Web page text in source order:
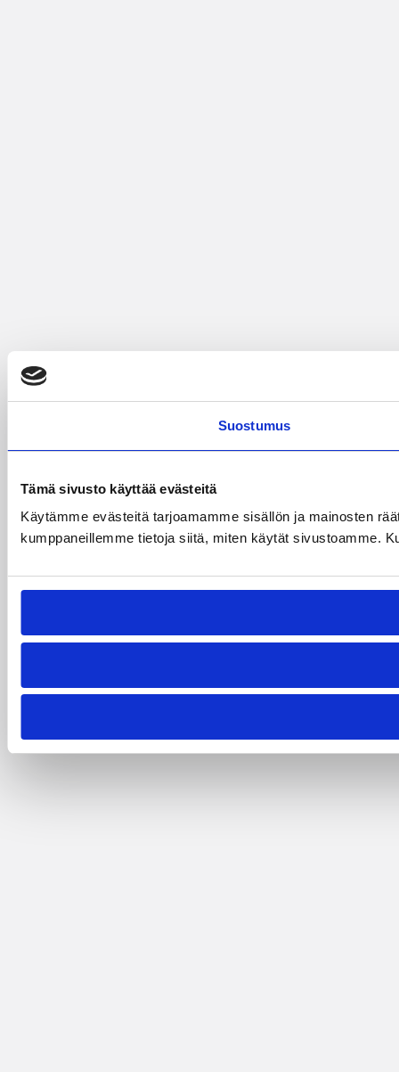
Suostumus
Tämä sivusto käyttää evästeitä
Käytämme evästeitä tarjoamamme sisällön ja mainosten
kumppaneillemme tietoja siitä, miten käytät sivustoamme.